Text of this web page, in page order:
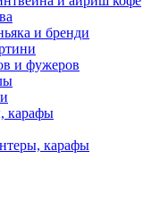
и бренди
и фужеров
карафы
карафы